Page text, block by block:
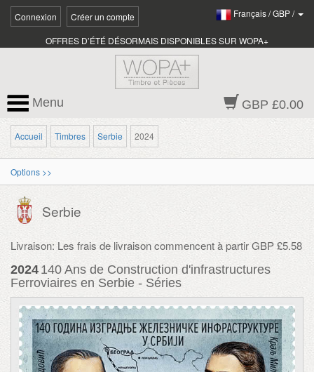
Connexion Créer un compte Français/GBP/
OFFRES D’ÉTÉ DÉSORMAIS DISPONIBLES SUR WOPA+
GBP £0.00
Menu
Accueil Timbres Serbie 2024
Options >>
Serbie
Livraison: Les frais de livraison commencent à partir GBP £5.58
2024 140 Ans de Construction d'infrastructures
Ferroviaires en Serbie - Séries